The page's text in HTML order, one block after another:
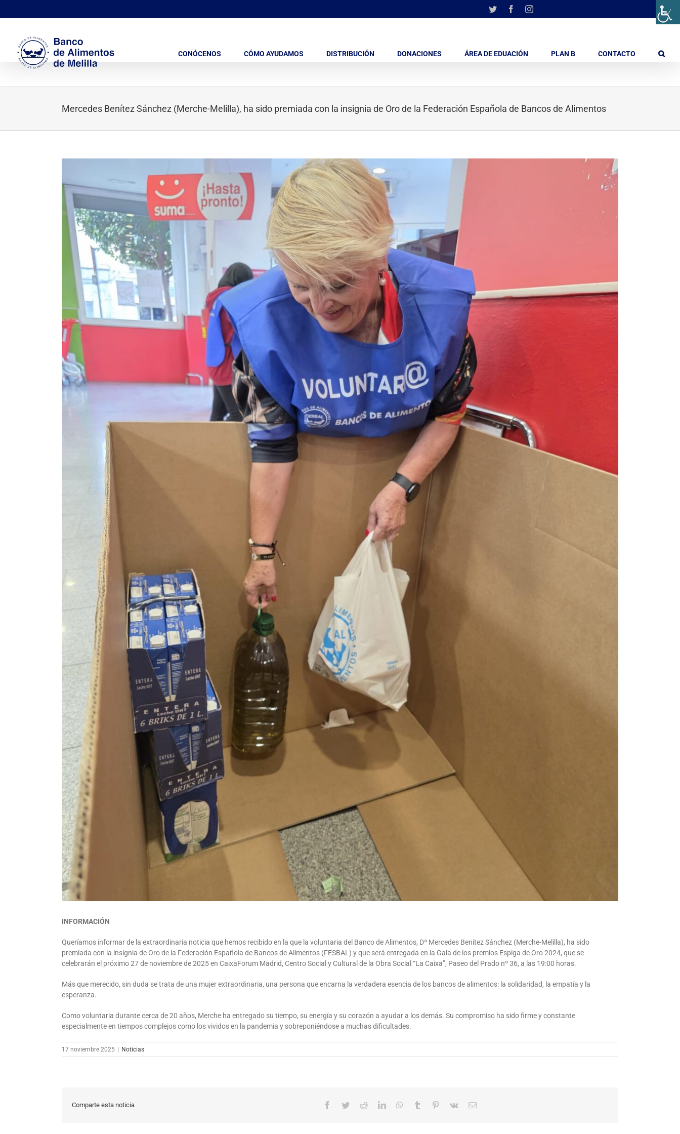
Twitter FacebookInstagram
CONÓCENOS CÓMO AYUDAMOS DISTRIBUCIÓN DONACIONES ÁREA DE EDUACIÓN PLAN B CONTACTO
Mercedes Benítez Sánchez (Merche-Melilla), ha sido premiada con la insignia de Oro de la Federación Española de Bancos de Alimentos
más
grande
INFORMACIÓN
Queríamos informar de la extraordinaria noticia que hemos recibido en la que la voluntaria del Banco de Alimentos, Dª Mercedes Benítez Sánchez (Merche-Melilla), ha sido
premiada con la insignia de Oro de la Federación Española de Bancos de Alimentos (FESBAL) y que será entregada en la Gala de los premios Espiga de Oro 2024, que se
celebrarán el próximo 27 de noviembre de 2025 en CaixaForum Madrid, Centro Social y Cultural de la Obra Social “La Caixa”, Paseo del Prado nº 36, a las 19:00 horas.
Más que merecido, sin duda se trata de una mujer extraordinaria, una persona que encarna la verdadera esencia de los bancos de alimentos: la solidaridad, la empatía y la
esperanza.
Como voluntaria durante cerca de 20 años, Merche ha entregado su tiempo, su energía y su corazón a ayudar a los demás. Su compromiso ha sido firme y constante
especialmente en tiempos complejos como los vividos en la pandemia y sobreponiéndose a muchas dificultades.
17 noviembre 2025 | Noticias
Comparte esta noticia Facebook
TwitterRedditLinkedInWhatsApp
Tumblr Pinterest
Vk
Correo